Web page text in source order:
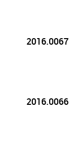
2016.0067
2016.0066